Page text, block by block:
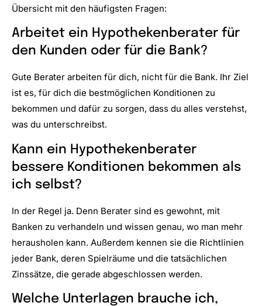
Übersicht mit den häufigsten Fragen:
Arbeitet ein Hypothekenberater für
den Kunden oder für die Bank?
Gute Berater arbeiten für dich, nicht für die Bank. Ihr Ziel
ist es, für dich die bestmöglichen Konditionen zu
bekommen und dafür zu sorgen, dass du alles verstehst,
was du unterschreibst.
Kann ein Hypothekenberater
bessere Konditionen bekommen als
ich selbst?
In der Regel ja. Denn Berater sind es gewohnt, mit
Banken zu verhandeln und wissen genau, wo man mehr
herausholen kann. Außerdem kennen sie die Richtlinien
jeder Bank, deren Spielräume und die tatsächlichen
Zinssätze, die gerade abgeschlossen werden.
Welche Unterlagen brauche ich,